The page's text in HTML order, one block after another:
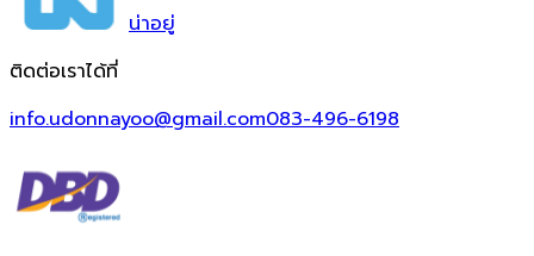
น่าอยู่
ติดต่อเราได้ที่
info.udonnayoo@gmail.com083-496-6198